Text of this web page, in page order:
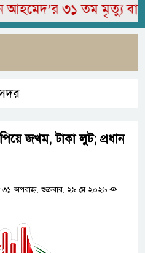
৩১ তম মৃত্যু
সদর
জখম, টাকা লুট; প্রধান
অপরাহ্ন, শুক্রবার, ২৯ মে ২০২৬